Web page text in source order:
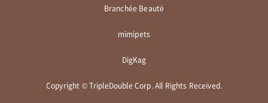
Branchée Beauté
mimipets
DigKag
Copyright © TripleDouble Corp. All Rights Received.